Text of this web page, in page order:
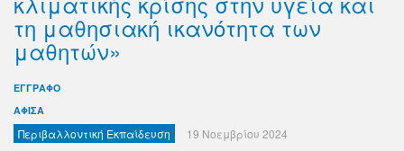
τη μαθησιακή ικανότητα των
μαθητών»
ΕΓΓΡΑΦΟ
ΑΦΙΣΑ
Περιβαλλοντική Εκπαίδευση 19 Νοεμβρίου 2024